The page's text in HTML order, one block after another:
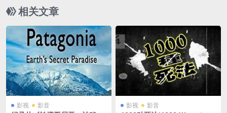
相关文章
影视 影音 影视 影音